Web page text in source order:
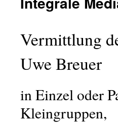
Vermittlung
Uwe Breuer
in Einzel oder
Kleingruppen,